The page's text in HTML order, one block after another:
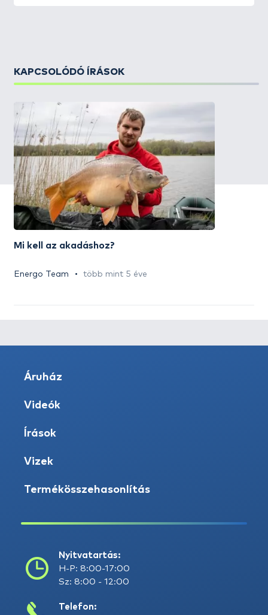
KAPCSOLÓDÓ ÍRÁSOK
Mi kell az akadáshoz?
Energo Team több mint 5 éve
Áruház
Videók
Írások
Vizek
Termékösszehasonlítás
Nyitvatartás:
H-P: 8:00-17:00
Sz: 8:00 - 12:00
Telefon: